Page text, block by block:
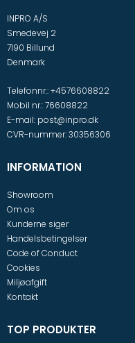
INPRO A/S
Smedevej 2
7190 Billund
Denmark
Telefonnr.:+4576608822
Mobil nr.:76608822
E-mail: post@inpro.dk
CVR-nummer:30356306
INFORMATION
Showroom
Om os
Kunderne siger
Handelsbetingelser
Code of Conduct
Cookies
Miljøafgift
Kontakt
TOP PRODUKTER